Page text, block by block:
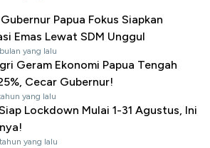
Papua Fokus Siapkan
Emas Lewat SDM Unggul
yang lalu
Geram Ekonomi Papua Tengah
Cecar Gubernur!
yang lalu
Lockdown Mulai 1-31 Agustus, Ini
yang lalu